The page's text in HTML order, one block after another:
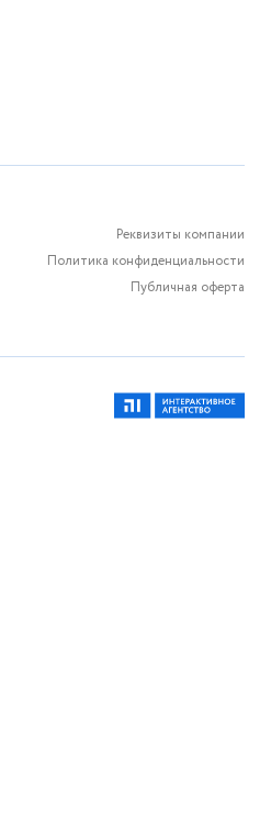
Реквизиты компании
Политика конфиденциальности
Публичная оферта